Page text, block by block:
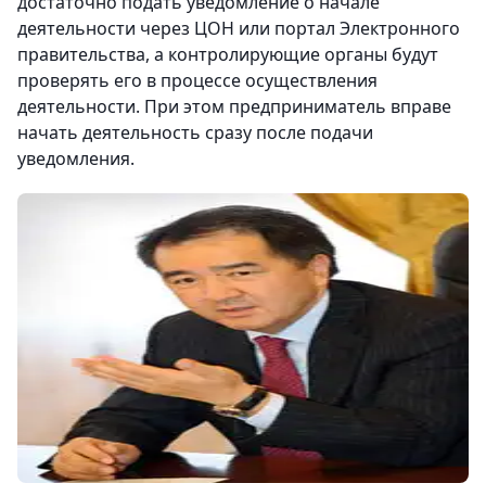
деятельности через ЦОН или портал Электронного
правительства, а контролирующие органы будут
проверять его в процессе осуществления
деятельности. При этом предприниматель вправе
начать деятельность сразу после подачи
уведомления.